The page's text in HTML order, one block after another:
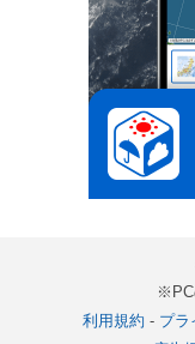
※PC
利用規約 - プラ